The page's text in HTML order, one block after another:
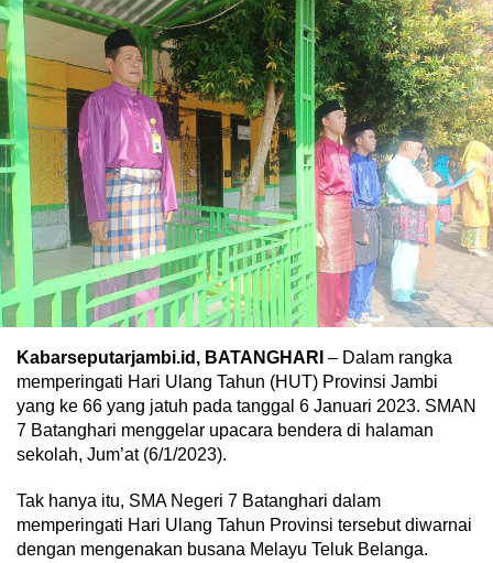
Kabarseputarjambi.id, BATANGHARI – Dalam rangka
memperingati Hari Ulang Tahun (HUT) Provinsi Jambi
yang ke 66 yang jatuh pada tanggal 6 Januari 2023. SMAN
7 Batanghari menggelar upacara bendera di halaman
sekolah, Jum’at (6/1/2023).
Tak hanya itu, SMA Negeri 7 Batanghari dalam
memperingati Hari Ulang Tahun Provinsi tersebut diwarnai
dengan mengenakan busana Melayu Teluk Belanga.